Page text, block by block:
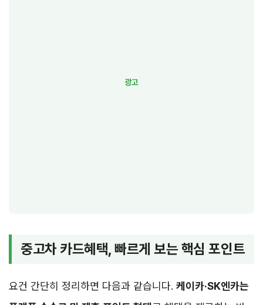
중고차 카드혜택, 빠르게 보는 핵심 포인트
요건 간단히 정리하면 다음과 같습니다. 케이카·SK엔카는